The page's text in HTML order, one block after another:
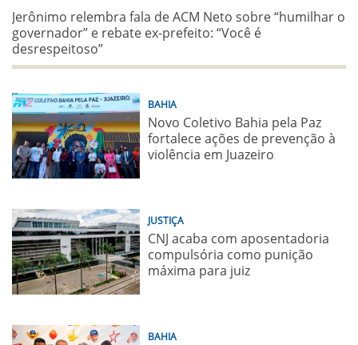
Jerônimo relembra fala de ACM Neto sobre “humilhar o
governador” e rebate ex-prefeito: “Você é
desrespeitoso”
BAHIA
Novo Coletivo Bahia pela Paz
fortalece ações de prevenção à
violência em Juazeiro
JUSTIÇA
CNJ acaba com aposentadoria
compulsória como punição
máxima para juiz
BAHIA